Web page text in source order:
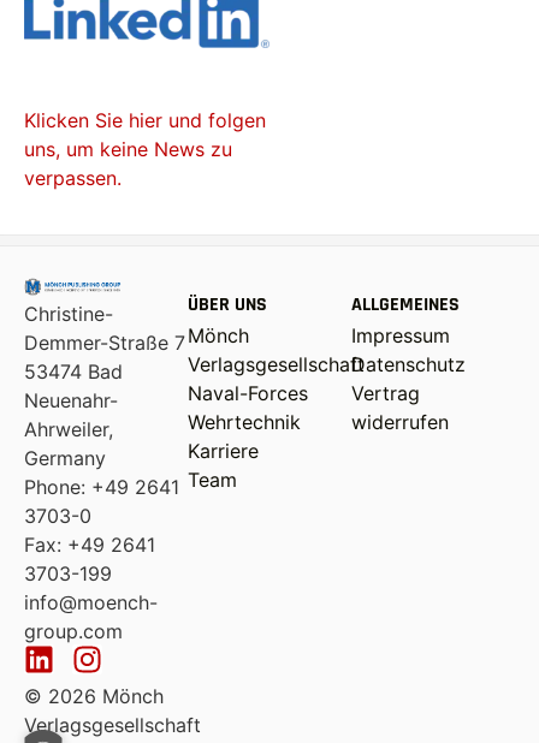
Klicken Sie hier und folgen
uns, um keine News zu
verpassen.
Christine-
Demmer-Straße 7
53474 Bad
Neuenahr-
Ahrweiler,
Germany
Phone: +49 2641
3703-0
Fax: +49 2641
3703-199
info@moench-
group.com
© 2026 Mönch
Verlagsgesellschaft
ÜBER UNS
Mönch
Verlagsgesellschaft
Naval-Forces
Wehrtechnik
Karriere
Team
ALLGEMEINES
Impressum
Datenschutz
Vertrag
widerrufen